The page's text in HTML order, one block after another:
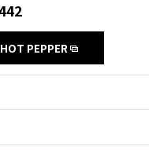
HOT PEPPER